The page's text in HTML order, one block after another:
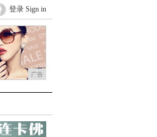
登录 Sign in
广告